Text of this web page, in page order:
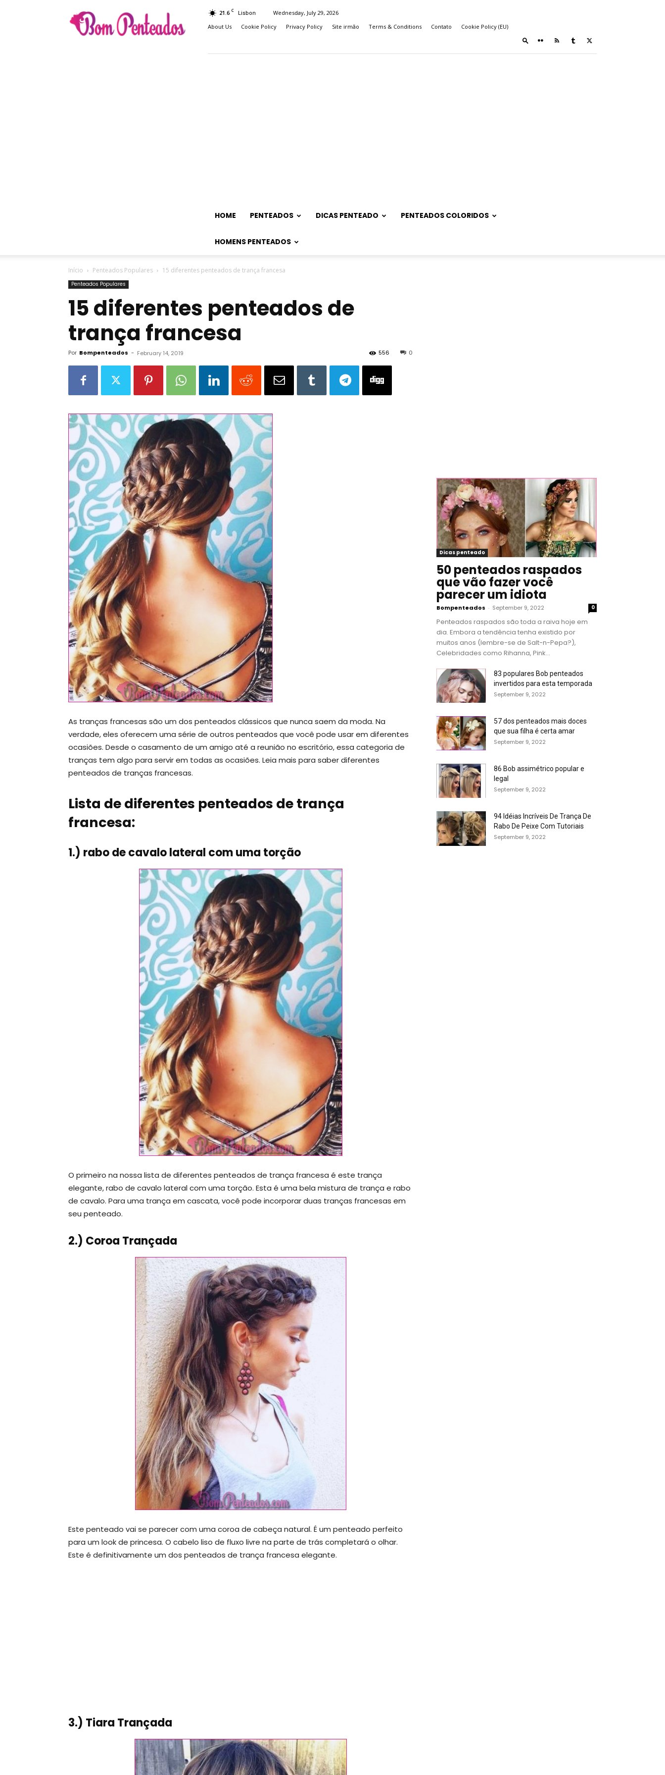
Penteados
21.6 C Lisbon
Wednesday, July 29, 2026
About Us
Cookie Policy Privacy Policy Site irmão Terms & Conditions Contato Cookie Policy (EU)
HOME PENTEADOS DICAS PENTEADO PENTEADOS COLORIDOS
HOMENS PENTEADOS
Início Penteados Populares 15 diferentes penteados de trança francesa
Penteados Populares
15 diferentes penteados de
trança francesa
Por Bompenteados - February 14, 2019 0
556
As tranças francesas são um dos penteados clássicos que nunca saem da moda. Na
verdade, eles oferecem uma série de outros penteados que você pode usar em diferentes
ocasiões. Desde o casamento de um amigo até a reunião no escritório, essa categoria de
tranças tem algo para servir em todas as ocasiões. Leia mais para saber diferentes
penteados de tranças francesas.
Lista de diferentes penteados de trança
francesa:
1.) rabo de cavalo lateral com uma torção
O primeiro na nossa lista de diferentes penteados de trança francesa é este trança
elegante, rabo de cavalo lateral com uma torção. Esta é uma bela mistura de trança e rabo
de cavalo. Para uma trança em cascata, você pode incorporar duas tranças francesas em
seu penteado.
2.) Coroa Trançada
Este penteado vai se parecer com uma coroa de cabeça natural. É um penteado perfeito
para um look de princesa. O cabelo liso de fluxo livre na parte de trás completará o olhar.
Este é definitivamente um dos penteados de trança francesa elegante.
3.) Tiara Trançada
Dicas penteado
50 penteados raspados
que vão fazer você
parecer um idiota
Bompenteados - September 9, 2022 0
Penteados raspados são toda a raiva hoje em
dia. Embora a tendência tenha existido por
muitos anos (lembre-se de Salt-n-Pepa?),
Celebridades como Rihanna, Pink...
83 populares Bob penteados
invertidos para esta temporada
September 9, 2022
57 dos penteados mais doces
que sua filha é certa amar
September 9, 2022
86 Bob assimétrico popular e
legal
September 9, 2022
94 Idéias Incríveis De Trança De
Rabo De Peixe Com Tutoriais
September 9, 2022